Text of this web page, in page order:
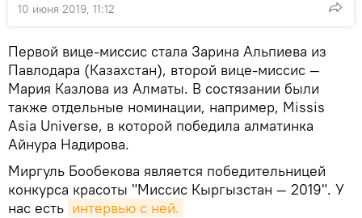
10 июня 2019, 11:12
Первой вице-миссис стала Зарина Альпиева из
Павлодара (Казахстан), второй вице-миссис —
Мария Казлова из Алматы. В состязании были
также отдельные номинации, например, Missis
Asia Universe, в которой победила алматинка
Айнура Надирова.
Миргуль Бообекова является победительницей
конкурса красоты "Миссис Кыргызстан — 2019". У
нас есть интервью с ней.